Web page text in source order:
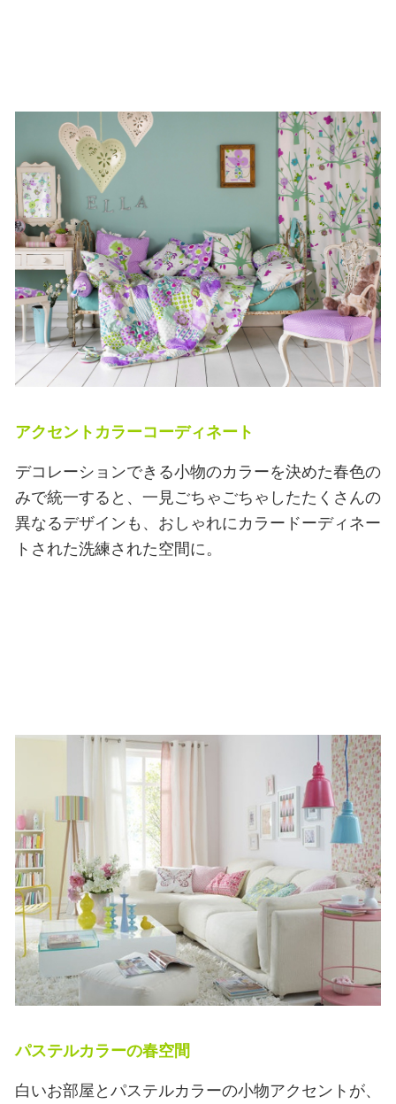
アクセントカラーコーディネート
デコレーションできる小物のカラーを決めた春色の
みで統一すると、一見ごちゃごちゃしたたくさんの
異なるデザインも、おしゃれにカラードーディネー
トされた洗練された空間に。
パステルカラーの春空間
白いお部屋とパステルカラーの小物アクセントが、